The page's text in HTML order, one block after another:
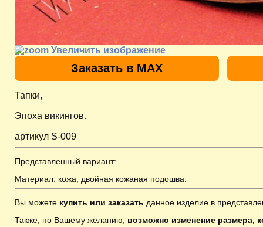
Увеличить изображение
Заказать в MAX
Тапки,
Эпоха викингов.
артикул S-009
Представленный вариант:
Материал: кожа, двойная кожаная подошва.
Вы можете купить или заказать данное изделие в
Также, по Вашему желанию, возможно изменение размера,